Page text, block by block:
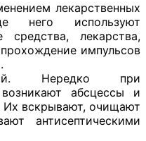
лекарственных
него используют
средства, лекарства,
импульсов
Нередко при
абсцессы и
Их вскрывают, очищают
антисептическими